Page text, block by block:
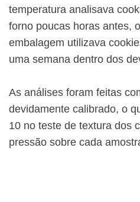
temperatura analisava
forno poucas horas antes,
embalagem utilizava
uma semana dentro dos
As análises foram feitas
devidamente calibrado, o
10 no teste de textura dos
pressão sobre cada